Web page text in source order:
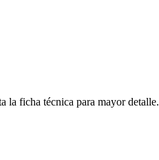
la ficha técnica para mayor detalle.